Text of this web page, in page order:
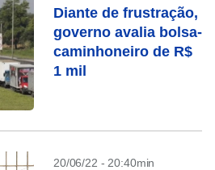
Diante de frustração,
governo avalia bolsa-
caminhoneiro de R$
1 mil
20/06/22 - 20:40min